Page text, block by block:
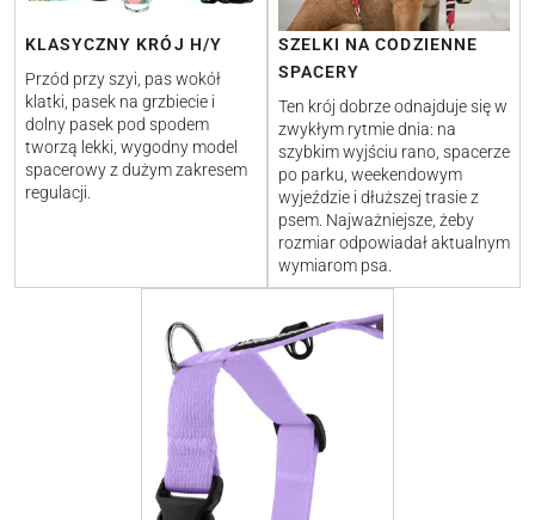
KLASYCZNY KRÓJ H/Y
Przód przy szyi, pas wokół
klatki, pasek na grzbiecie i
dolny pasek pod spodem
tworzą lekki, wygodny model
spacerowy z dużym zakresem
regulacji.
SZELKI NA CODZIENNE
SPACERY
Ten krój dobrze odnajduje się w
zwykłym rytmie dnia: na
szybkim wyjściu rano, spacerze
po parku, weekendowym
wyjeździe i dłuższej trasie z
psem. Najważniejsze, żeby
rozmiar odpowiadał aktualnym
wymiarom psa.